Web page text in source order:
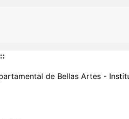
de Bellas Artes -